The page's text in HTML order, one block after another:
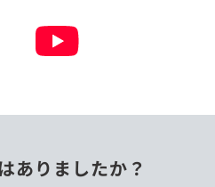
ありましたか？